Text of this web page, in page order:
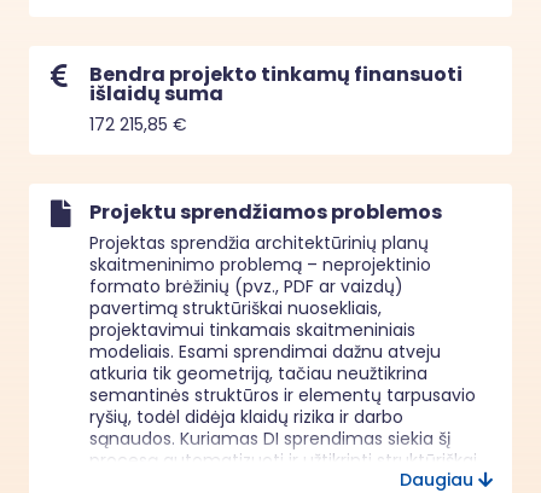
Bendra projekto tinkamų finansuoti
išlaidų suma
172 215,85 €
Projektu sprendžiamos problemos
Projektas sprendžia architektūrinių planų
skaitmeninimo problemą – neprojektinio
formato brėžinių (pvz., PDF ar vaizdų)
pavertimą struktūriškai nuosekliais,
projektavimui tinkamais skaitmeniniais
modeliais. Esami sprendimai dažnu atveju
atkuria tik geometriją, tačiau neužtikrina
semantinės struktūros ir elementų tarpusavio
ryšių, todėl didėja klaidų rizika ir darbo
sąnaudos. Kuriamas DI sprendimas siekia šį
procesą automatizuoti ir užtikrinti struktūriškai
Daugiau